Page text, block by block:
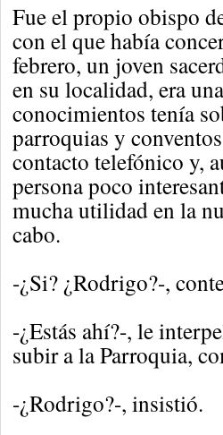
Fue el propio obispo
con el que había
febrero, un joven
en su localidad, era
conocimientos tenía
parroquias y
contacto telefónico y,
persona poco
mucha utilidad en la
cabo.
-¿Si? ¿Rodrigo?-,
-¿Estás ahí?-, le
subir a la Parroquia,
-¿Rodrigo?-, insistió.